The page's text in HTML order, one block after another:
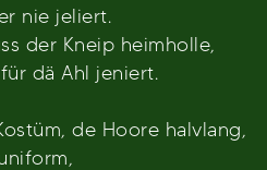
nie jeliert.
der Kneip heimholle,
dä Ahl jeniert.
de Hoore halvlang,